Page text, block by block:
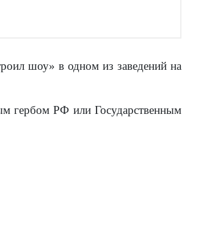
шоу» в одном из заведений на
гербом РФ или Государственным